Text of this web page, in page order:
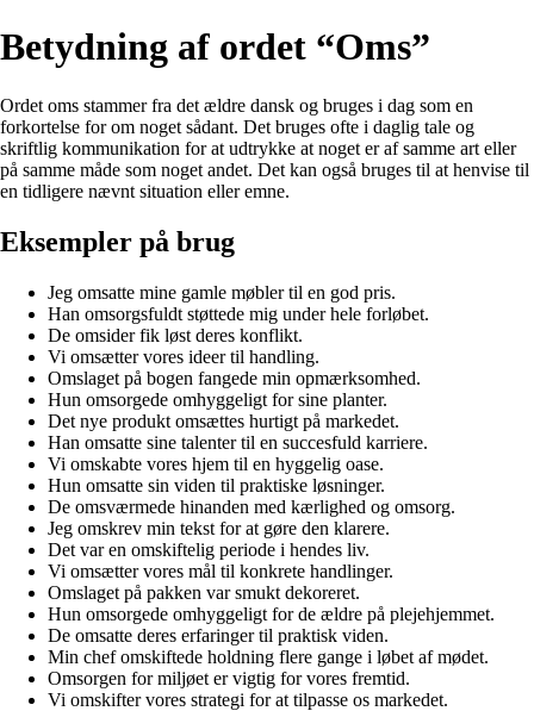
Betydning af ordet “Oms”
Ordet oms stammer fra det ældre dansk og bruges i dag som en
forkortelse for om noget sådant. Det bruges ofte i daglig tale og
skriftlig kommunikation for at udtrykke at noget er af samme art eller
på samme måde som noget andet. Det kan også bruges til at henvise til
en tidligere nævnt situation eller emne.
Eksempler på brug
Jeg omsatte mine gamle møbler til en god pris.
Han omsorgsfuldt støttede mig under hele forløbet.
De omsider fik løst deres konflikt.
Vi omsætter vores ideer til handling.
Omslaget på bogen fangede min opmærksomhed.
Hun omsorgede omhyggeligt for sine planter.
Det nye produkt omsættes hurtigt på markedet.
Han omsatte sine talenter til en succesfuld karriere.
Vi omskabte vores hjem til en hyggelig oase.
Hun omsatte sin viden til praktiske løsninger.
De omsværmede hinanden med kærlighed og omsorg.
Jeg omskrev min tekst for at gøre den klarere.
Det var en omskiftelig periode i hendes liv.
Vi omsætter vores mål til konkrete handlinger.
Omslaget på pakken var smukt dekoreret.
Hun omsorgede omhyggeligt for de ældre på plejehjemmet.
De omsatte deres erfaringer til praktisk viden.
Min chef omskiftede holdning flere gange i løbet af mødet.
Omsorgen for miljøet er vigtig for vores fremtid.
Vi omskifter vores strategi for at tilpasse os markedet.